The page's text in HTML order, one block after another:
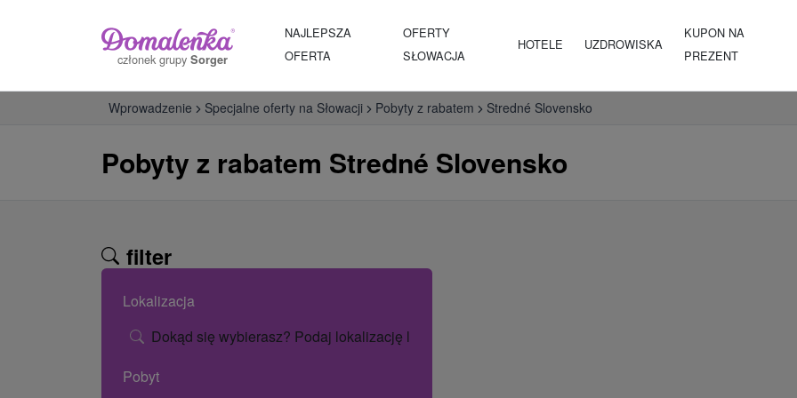
członek grupy Sorger
NAJLEPSZA
OFERTA
OFERTY
SŁOWACJA
HOTELE UZDROWISKA
KUPON NA
PREZENT
Wprowadzenie Specjalne oferty na Słowacji Pobyty z rabatem Stredné Slovensko
Pobyty z rabatem Stredné Slovensko
filter
Lokalizacja
Dokąd się wybierasz? Podaj lokalizację lub nazwę hotelu.
Pobyt